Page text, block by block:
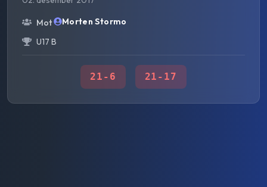
Mot
Morten Stormo
U17 B
21 - 6 21 - 17